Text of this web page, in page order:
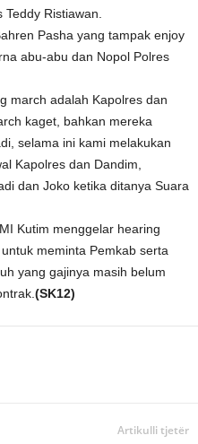
Ristiawan.
Pasha yang tampak enjoy
abu-abu dan Nopol Polres
march adalah Kapolres dan
kaget, bahkan mereka
selama ini kami melakukan
Kapolres dan Dandim,
dan Joko ketika ditanya Suara
Kutim menggelar hearing
meminta Pemkab serta
yang gajinya masih belum
(SK12)
Artikulli tjetër